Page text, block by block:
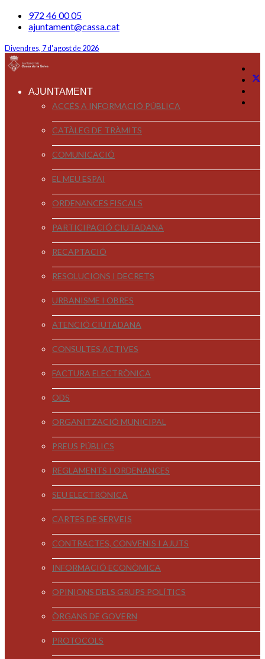
972 46 00 05
ajuntament@cassa.cat
Divendres, 7 d'agost de 2026
AJUNTAMENT
ACCÉS A INFORMACIÓ PÚBLICA
CATÀLEG DE TRÀMITS
COMUNICACIÓ
EL MEU ESPAI
ORDENANCES FISCALS
PARTICIPACIÓ CIUTADANA
RECAPTACIÓ
RESOLUCIONS I DECRETS
URBANISME I OBRES
ATENCIÓ CIUTADANA
CONSULTES ACTIVES
FACTURA ELECTRÒNICA
ODS
ORGANITZACIÓ MUNICIPAL
PREUS PÚBLICS
REGLAMENTS I ORDENANCES
SEU ELECTRÒNICA
CARTES DE SERVEIS
CONTRACTES, CONVENIS I AJUTS
INFORMACIÓ ECONÒMICA
OPINIONS DELS GRUPS POLÍTICS
ÒRGANS DE GOVERN
PROTOCOLS